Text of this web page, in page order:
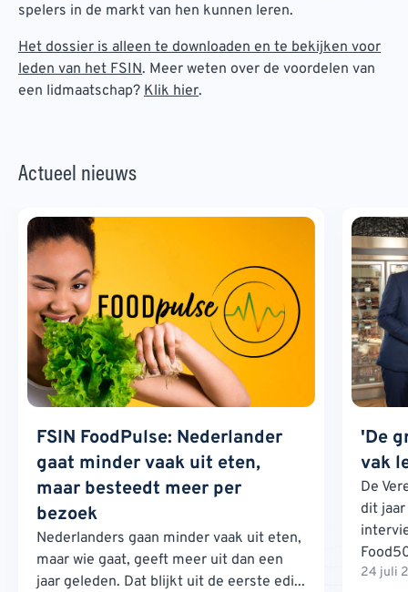
spelers in de markt van hen kunnen leren.
Het dossier is alleen te downloaden en te bekijken voor
leden van het FSIN. Meer weten over de voordelen van
een lidmaatschap? Klik hier.
Actueel nieuws
FSIN FoodPulse: Nederlander
gaat minder vaak uit eten,
maar besteedt meer per
bezoek
Nederlanders gaan minder vaak uit eten,
maar wie gaat, geeft meer uit dan een
jaar geleden. Dat blijkt uit de eerste edi...
'De
vak
De
dit
24 juli